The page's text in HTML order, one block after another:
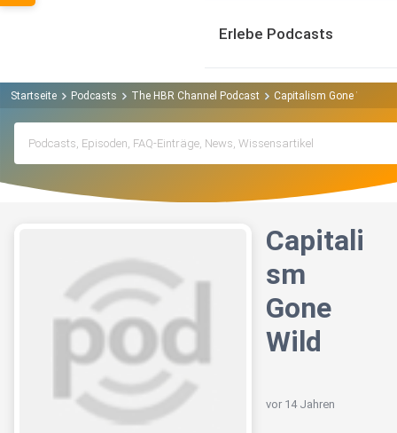
Erlebe Podcasts
Startseite Podcasts The HBR Channel Podcast Capitalism Gone Wild
Capitali
sm
Gone
Wild
vor 14 Jahren